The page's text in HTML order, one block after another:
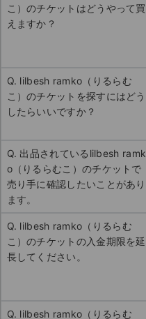
こ）のチケットはどうやって買
えますか？
Q. lilbesh ramko（りるらむ
こ）のチケットを探すにはどう
したらいいですか？
Q. 出品されているlilbesh ramk
o（りるらむこ）のチケットで
売り手に確認したいことがあり
ます。
Q. lilbesh ramko（りるらむ
こ）のチケットの入金期限を延
長してください。
Q. lilbesh ramko（りるらむ